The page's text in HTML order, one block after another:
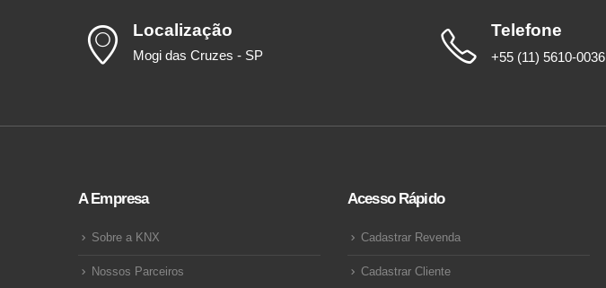
Localização
Mogi das Cruzes - SP
Telefone
+55 (11) 5610-0036
A Empresa
Sobre a KNX
Nossos Parceiros
Acesso Rápido
Cadastrar Revenda
Cadastrar Cliente